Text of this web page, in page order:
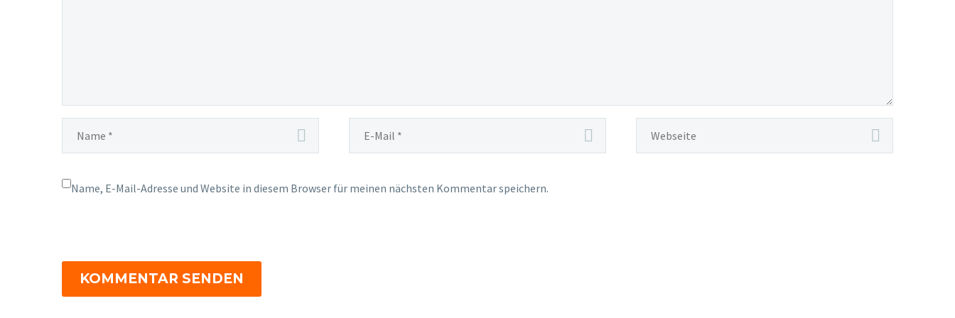
Name, E-Mail-Adresse und Website in diesem Browser für meinen nächsten Kommentar speichern.
KOMMENTAR SENDEN